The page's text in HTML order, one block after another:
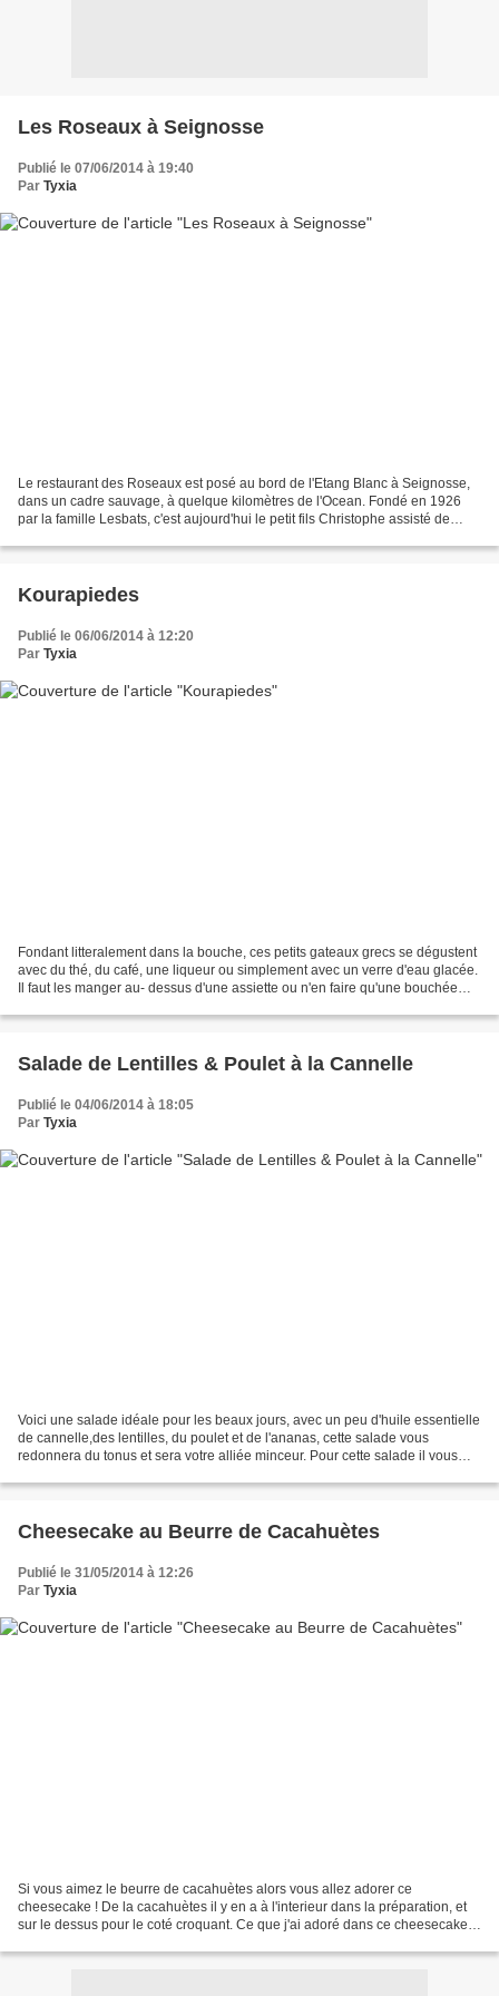
Les Roseaux à Seignosse
Publié le 07/06/2014 à 19:40
Par Tyxia
Le restaurant des Roseaux est posé au bord de l'Etang Blanc à Seignosse,
dans un cadre sauvage, à quelque kilomètres de l'Ocean. Fondé en 1926
par la famille Lesbats, c'est aujourd'hui le petit fils Christophe assisté de
Kourapiedes
Publié le 06/06/2014 à 12:20
Par Tyxia
Fondant litteralement dans la bouche, ces petits gateaux grecs se dégustent
avec du thé, du café, une liqueur ou simplement avec un verre d'eau glacée.
Il faut les manger au- dessus d'une assiette ou n'en faire qu'une bouchée
Salade de Lentilles & Poulet à la Cannelle
Publié le 04/06/2014 à 18:05
Par Tyxia
Voici une salade idéale pour les beaux jours, avec un peu d'huile essentielle
de cannelle,des lentilles, du poulet et de l'ananas, cette salade vous
redonnera du tonus et sera votre alliée minceur. Pour cette salade il vous
Cheesecake au Beurre de Cacahuètes
Publié le 31/05/2014 à 12:26
Par Tyxia
Si vous aimez le beurre de cacahuètes alors vous allez adorer ce
cheesecake ! De la cacahuètes il y en a à l'interieur dans la préparation, et
sur le dessus pour le coté croquant. Ce que j'ai adoré dans ce cheesecake a